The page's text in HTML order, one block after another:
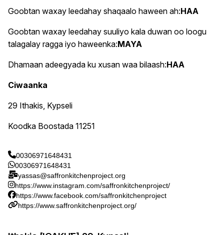
Goobtan waxay leedahay shaqaalo haween ah:HAA
Goobtan waxay leedahay suuliyo kala duwan oo loogu
talagalay ragga iyo haweenka:MAYA
Dhamaan adeegyada ku xusan waa bilaash:HAA
Ciwaanka
29 Ithakis, Kypseli
Koodka Boostada 11251
00306971648431
00306971648431
yassas@saffronkitchenproject.org
https://www.instagram.com/saffronkitchenproject/
https://www.facebook.com/saffronkitchenproject
https://www.saffronkitchenproject.org/